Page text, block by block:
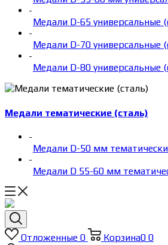
-
Медали D-65 универсальные
-
Медали D-70 универсальные
-
Медали D-80 универсальные
Медали тематические (сталь)
-
Медали D-50 мм
-
Медали D 55-60 мм
Отложенные 0 Корзина0 0